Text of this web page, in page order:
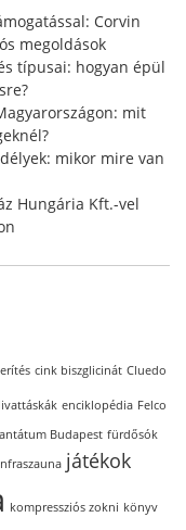
Corvin
megoldások
típusai: hogyan épül
mit
mikor mire van
Hungária Kft.-vel
cink biszglicinát Cluedo
enciklopédia Felco
Budapest fürdősók
játékok
kompressziós zokni könyv